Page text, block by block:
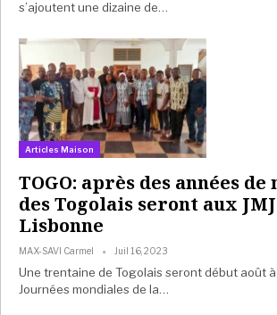
s’ajoutent une dizaine de…
Articles Maison
TOGO: après des années de
des Togolais seront aux
Lisbonne
MAX-SAVI Carmel Juil 16, 2023
Une trentaine de Togolais seront début août
Journées mondiales de la…